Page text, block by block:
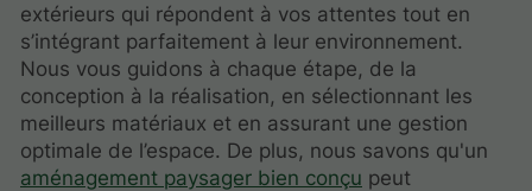
extérieurs qui répondent à vos attentes tout en
s’intégrant parfaitement à leur environnement.
Nous vous guidons à chaque étape, de la
conception à la réalisation, en sélectionnant les
meilleurs matériaux et en assurant une gestion
optimale de l’espace. De plus, nous savons qu'un
aménagement paysager bien conçu peut